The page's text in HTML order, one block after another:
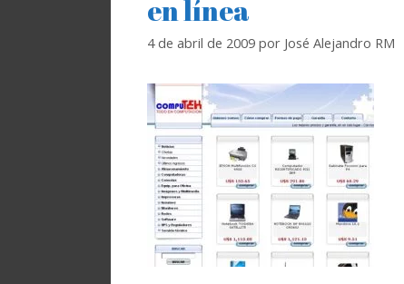
en línea
4 de abril de 2009 por José Alejandro RM